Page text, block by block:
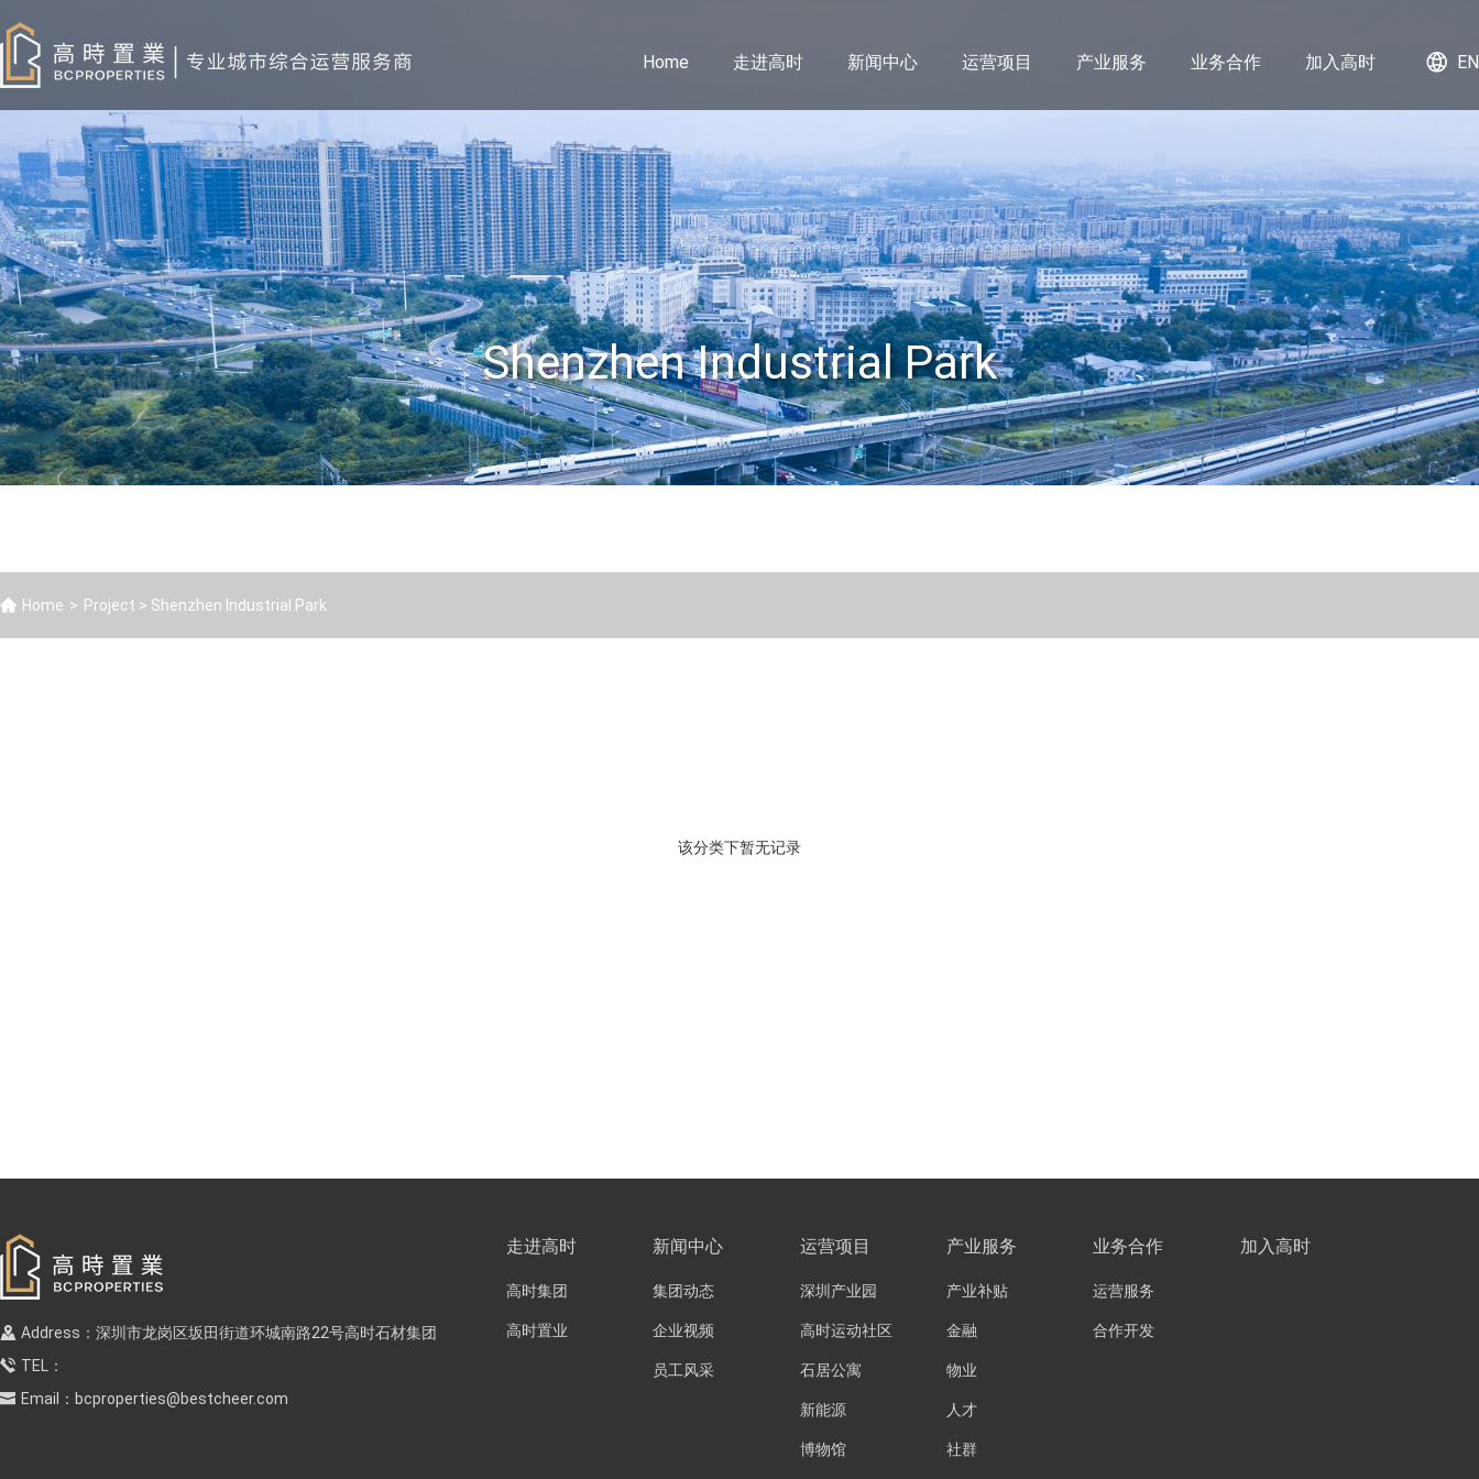
Home 走进高时 新闻中心 运营项目 产业服务 业务合作 加入高时 EN
Home > Project > Shenzhen Industrial Park
Shenzhen Industrial Park
该分类下暂无记录
Address：深圳市龙岗区坂田街道环城南路22号高时石材集团
TEL：
Email： bcproperties@bestcheer.com
走进高时
高时集团
高时置业
新闻中心
集团动态
企业视频
员工风采
运营项目
深圳产业园
高时运动社区
石居公寓
新能源
博物馆
产业服务
产业补贴
金融
物业
人才
社群
业务合作
运营服务
合作开发
加入高时